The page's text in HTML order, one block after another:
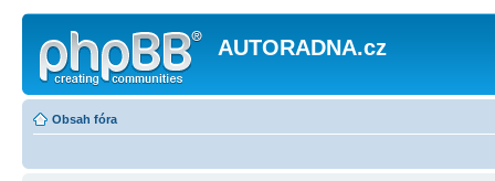
AUTORADNA.cz
Obsah fóra